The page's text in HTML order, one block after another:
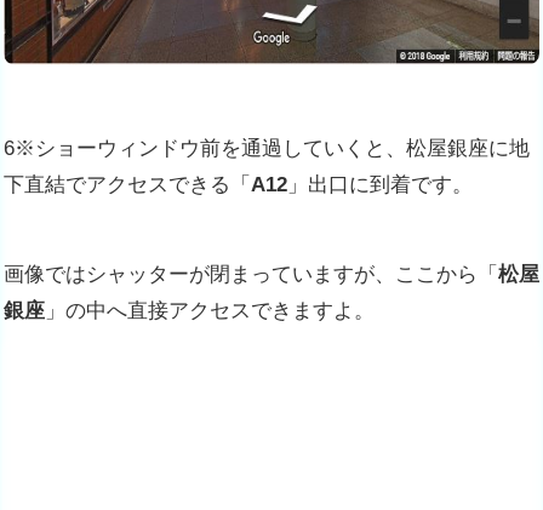
6※ショーウィンドウ前を通過していくと、松屋銀座に地
下直結でアクセスできる「 A12 」出口に到着です。
画像ではシャッターが閉まっていますが、ここから「 松屋
銀座 」の中へ直接アクセスできますよ。